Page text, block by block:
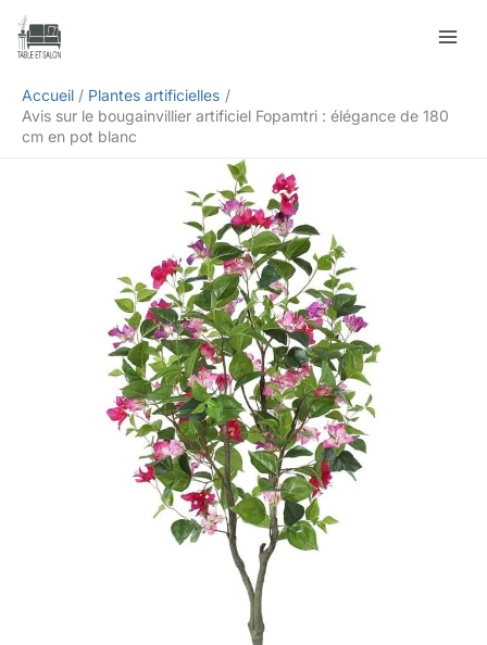
Aller
Accueil
Plantes artificielles
Avis sur le bougainvillier artificiel Fopamtri : élégance de 180
cm en pot blanc
Rechercher